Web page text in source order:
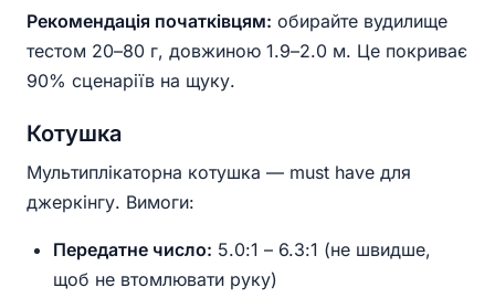
Рекомендація початківцям: обирайте вудилище
тестом 20–80 г, довжиною 1.9–2.0 м. Це покриває
90% сценаріїв на щуку.
Котушка
Мультиплікаторна котушка — must have для
джеркінгу. Вимоги:
Передатне число: 5.0:1 – 6.3:1 (не швидше,
щоб не втомлювати руку)